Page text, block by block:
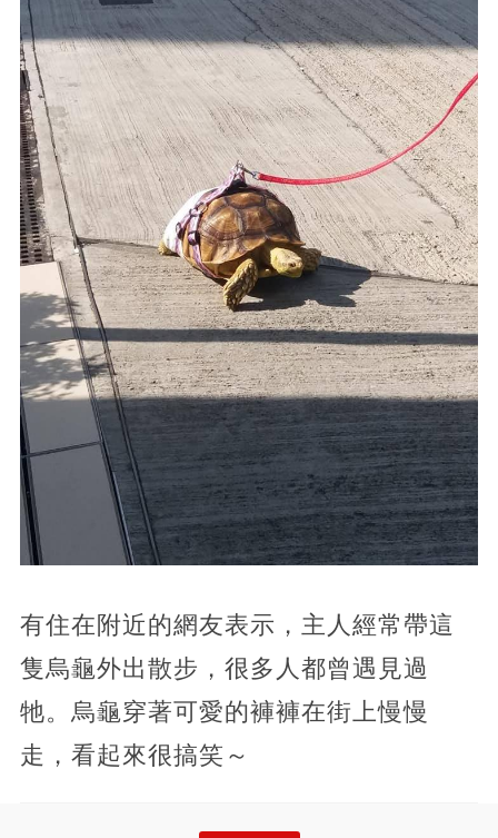
有住在附近的網友表示，主人經常帶這
隻烏龜外出散步，很多人都曾遇見過
牠。烏龜穿著可愛的褲褲在街上慢慢
走，看起來很搞笑～